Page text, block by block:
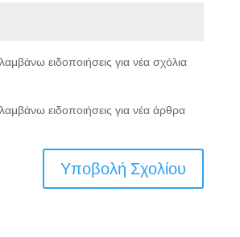
ειδοποιήσεις για νέα σχόλια
ειδοποιήσεις για νέα άρθρα